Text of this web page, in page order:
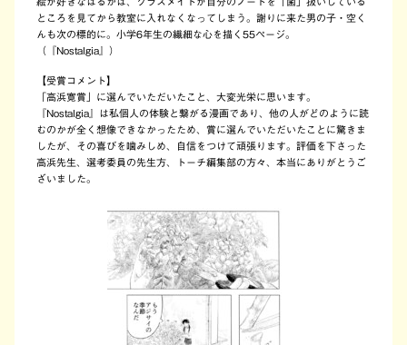
ところを見てから教室に入れなくなってしまう。謝りに来た男の子・空く
んも次の標的に。小学6年生の繊細な心を描く55ページ。
（『Nostalgia』）
【受賞コメント】
「高浜寛賞」に選んでいただいたこと、大変光栄に思います。
『Nostalgia』は私個人の体験と繋がる漫画であり、他の人がどのように読
むのかが全く想像できなかったため、賞に選んでいただいたことに驚きま
したが、その喜びを噛みしめ、自信をつけて頑張ります。評価を下さった
高浜先生、選考委員の先生方、トーチ編集部の方々、本当にありがとうご
ざいました。